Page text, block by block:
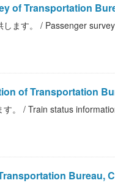
of Transportation
ます。 / Passenger
of Transportation
。 / Train status
Bureau,